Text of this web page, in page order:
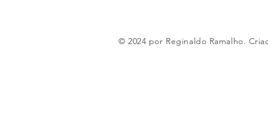
© 2024 por Reginaldo Ramalho.